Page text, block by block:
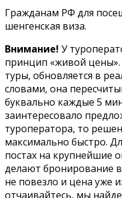
Гражданам РФ для
шенгенская виза.
Внимание! У
принцип «живой цены».
туры, обновляется в
словами, она
буквально каждые 5
заинтересовало
туроператора, то
максимально быстро.
постах на крупнейшие
делают бронирование
не повезло и цена уже
отчаивайтесь, мы